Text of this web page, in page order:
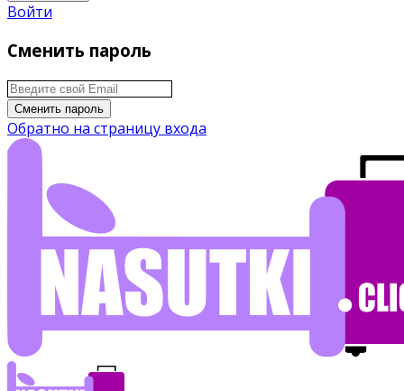
Войти
Сменить пароль
Сменить пароль
Обратно на страницу входа